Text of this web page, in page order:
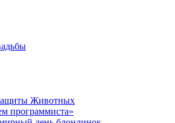
Животных
программиста»‎